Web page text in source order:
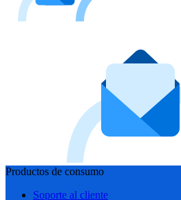
Productos de consumo
Soporte al cliente